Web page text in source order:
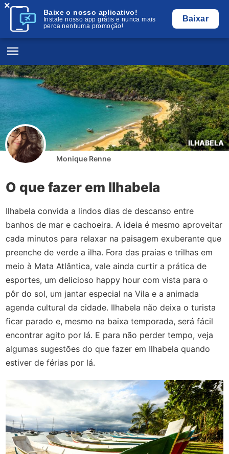
Baixe o nosso aplicativo!
Instale nosso app grátis e nunca mais
perca nenhuma promoção!
Baixar
×
ILHABELA
Monique Renne
O que fazer em Ilhabela
Ilhabela convida a lindos dias de descanso entre
banhos de mar e cachoeira. A ideia é mesmo aproveitar
cada minutos para relaxar na paisagem exuberante que
preenche de verde a ilha. Fora das praias e trilhas em
meio à Mata Atlântica, vale ainda curtir a prática de
esportes, um delicioso happy hour com vista para o
pôr do sol, um jantar especial na Vila e a animada
agenda cultural da cidade. Ilhabela não deixa o turista
ficar parado e, mesmo na baixa temporada, será fácil
encontrar agito por lá. E para não perder tempo, veja
algumas sugestões do que fazer em Ilhabela quando
estiver de férias por lá.